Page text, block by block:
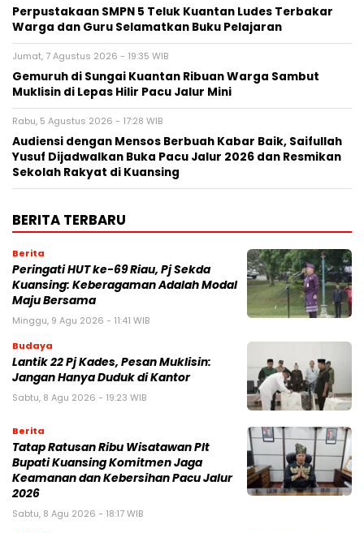
Perpustakaan SMPN 5 Teluk Kuantan Ludes Terbakar
Warga dan Guru Selamatkan Buku Pelajaran
Jumat, 7 Agustus 2026 - 19:35 WIB
Gemuruh di Sungai Kuantan Ribuan Warga Sambut
Muklisin di Lepas Hilir Pacu Jalur Mini
Rabu, 5 Agustus 2026 - 17:28 WIB
Audiensi dengan Mensos Berbuah Kabar Baik, Saifullah
Yusuf Dijadwalkan Buka Pacu Jalur 2026 dan Resmikan
Sekolah Rakyat di Kuansing
BERITA TERBARU
Berita
Peringati HUT ke-69 Riau, Pj Sekda
Kuansing: Keberagaman Adalah Modal
Maju Bersama
Minggu, 9 Agu 2026 - 11:41 WIB
Budaya
Lantik 22 Pj Kades, Pesan Muklisin:
Jangan Hanya Duduk di Kantor
Sabtu, 8 Agu 2026 - 19:23 WIB
Berita
Tatap Ratusan Ribu Wisatawan Plt
Bupati Kuansing Komitmen Jaga
Keamanan dan Kebersihan Pacu Jalur
2026
Sabtu, 8 Agu 2026 - 18:17 WIB